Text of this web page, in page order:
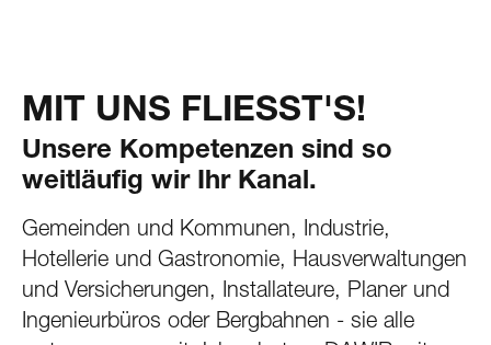
MIT UNS FLIESST'S!
Unsere Kompetenzen sind so
weitläufig wir Ihr Kanal.
Gemeinden und Kommunen, Industrie,
Hotellerie und Gastronomie, Hausverwaltungen
und Versicherungen, Installateure, Planer und
Ingenieurbüros oder Bergbahnen - sie alle